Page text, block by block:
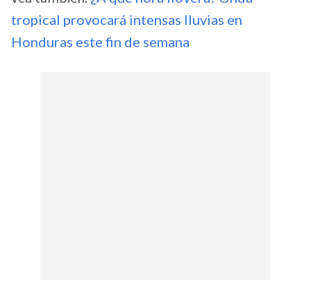
tropical provocará intensas lluvias en
Honduras este fin de semana